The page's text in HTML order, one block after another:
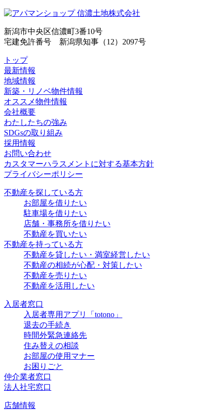
新潟市中央区信濃町3番10号
宅建免許番号 新潟県知事（12）2097号
トップ
最新情報
地域情報
新築・リノベ物件情報
オススメ物件情報
会社概要
わたしたちの強み
SDGsの取り組み
採用情報
お問い合わせ
カスタマーハラスメントに対する基本方針
プライバシーポリシー
不動産を探している方
お部屋を借りたい
駐車場を借りたい
店舗・事務所を借りたい
不動産を買いたい
不動産を持っている方
不動産を貸したい・満室経営したい
不動産の相続が心配・対策したい
不動産を売りたい
不動産を活用したい
入居者窓口
入居者専用アプリ「totono」
退去の手続き
時間外緊急連絡先
住み替えの相談
お部屋の使用マナー
お困りごと
仲介業者窓口
法人社宅窓口
店舗情報